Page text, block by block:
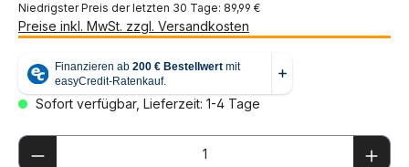
Niedrigster Preis der letzten 30 Tage: 89,99 €
Preise inkl. MwSt. zzgl. Versandkosten
Sofort verfügbar, Lieferzeit: 1-4 Tage
Produkt Anzahl: Gib den gewünschten